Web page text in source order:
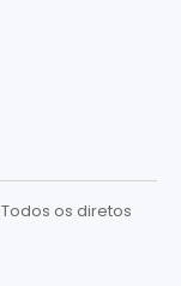
os diretos